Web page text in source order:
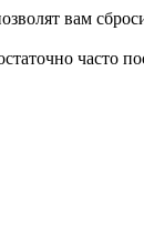
вам
часто